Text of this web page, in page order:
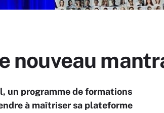
nouveau
un programme de formations
à maîtriser sa plateforme